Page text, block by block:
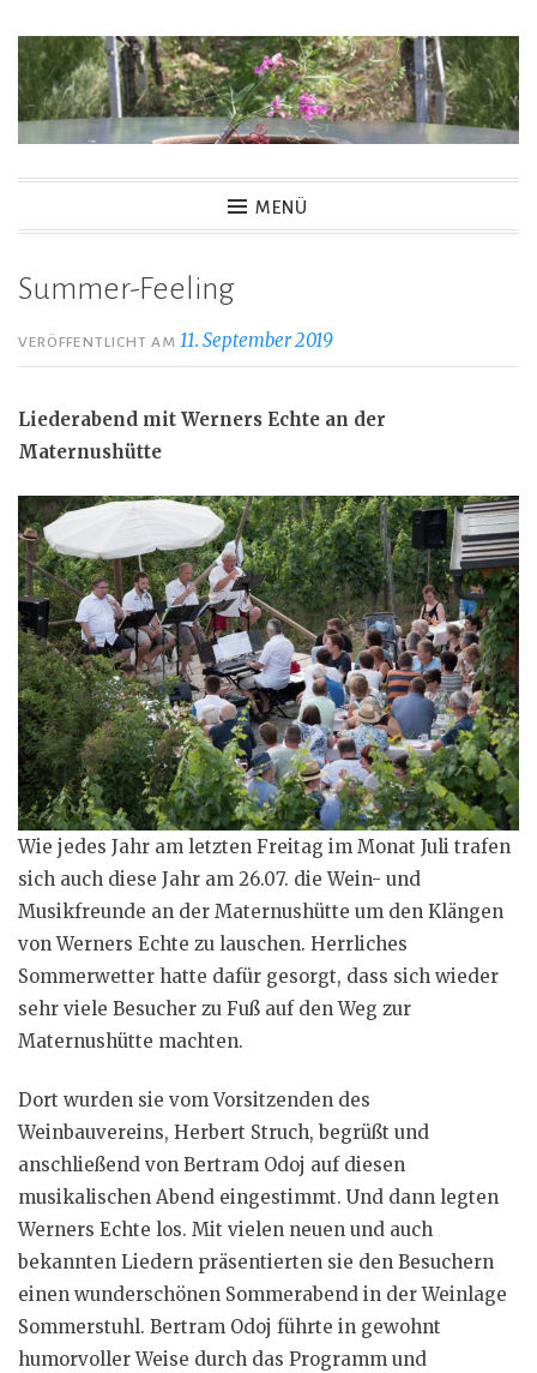
Zum
Inhalt
springen
MENÜ
Summer-Feeling
VERÖFFENTLICHT AM11. September 2019
Liederabend mit Werners Echte an der
Maternushütte
Wie jedes Jahr am letzten Freitag im Monat Juli trafen
sich auch diese Jahr am 26.07. die Wein- und
Musikfreunde an der Maternushütte um den Klängen
von Werners Echte zu lauschen. Herrliches
Sommerwetter hatte dafür gesorgt, dass sich wieder
sehr viele Besucher zu Fuß auf den Weg zur
Maternushütte machten.
Dort wurden sie vom Vorsitzenden des
Weinbauvereins, Herbert Struch, begrüßt und
anschließend von Bertram Odoj auf diesen
musikalischen Abend eingestimmt. Und dann legten
Werners Echte los. Mit vielen neuen und auch
bekannten Liedern präsentierten sie den Besuchern
einen wunderschönen Sommerabend in der Weinlage
Sommerstuhl. Bertram Odoj führte in gewohnt
humorvoller Weise durch das Programm und